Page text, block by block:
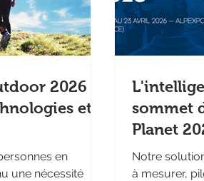
2026 :
et
en
une nécessité
sommet
Planet
Notre
à mesurer,